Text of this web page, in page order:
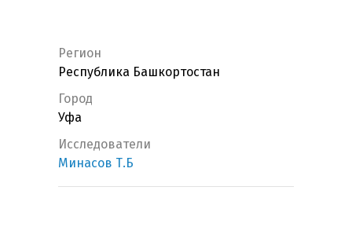
Регион
Республика Башкортостан
Город
Уфа
Исследователи
Минасов Т.Б